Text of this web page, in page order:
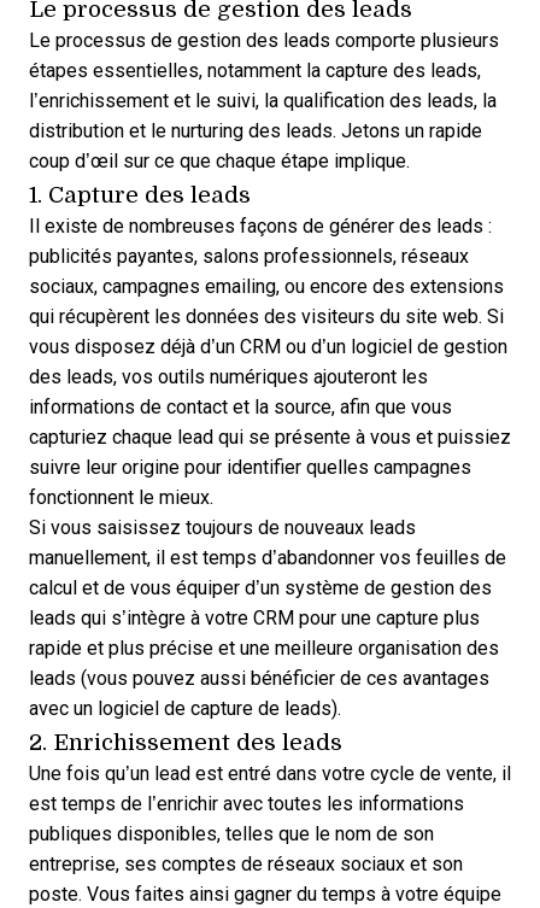
Le processus de gestion des leads
Le processus de gestion des leads comporte plusieurs
étapes essentielles, notamment la capture des leads,
l’enrichissement et le suivi, la qualification des leads, la
distribution et le nurturing des leads. Jetons un rapide
coup d’œil sur ce que chaque étape implique.
1. Capture des leads
Il existe de nombreuses façons de générer des leads :
publicités payantes, salons professionnels, réseaux
sociaux, campagnes emailing, ou encore des extensions
qui récupèrent les données des visiteurs du site web. Si
vous disposez déjà d’un CRM ou d’un logiciel de gestion
des leads, vos outils numériques ajouteront les
informations de contact et la source, afin que vous
capturiez chaque lead qui se présente à vous et puissiez
suivre leur origine pour identifier quelles campagnes
fonctionnent le mieux.
Si vous saisissez toujours de nouveaux leads
manuellement, il est temps d’abandonner vos feuilles de
calcul et de vous équiper d’un système de gestion des
leads qui s’intègre à votre CRM pour une capture plus
rapide et plus précise et une meilleure organisation des
leads (vous pouvez aussi bénéficier de ces avantages
avec un logiciel de capture de leads).
2. Enrichissement des leads
Une fois qu’un lead est entré dans votre cycle de vente, il
est temps de l’enrichir avec toutes les informations
publiques disponibles, telles que le nom de son
entreprise, ses comptes de réseaux sociaux et son
poste. Vous faites ainsi gagner du temps à votre équipe